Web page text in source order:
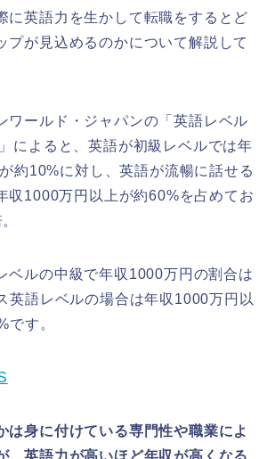
に英語力を生かして転職をするとど
プが見込めるのかについて解説して
ワールド・ジャパンの「英語レベル
によると、英語が初級レベルでは年
約10%に対し、英語が流暢に話せる
収1000万円以上が約60%を占めてお
ベルの中級で年収1000万円の割合は
英語レベルの場合は年収1000万円以
です。
は身に付けている専門性や職業によ